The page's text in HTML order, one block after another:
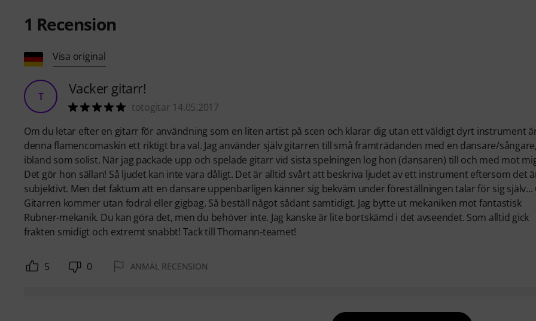
1 Recension
Visa original
T Vacker gitarr!
totogitar 14.05.2017
Om du letar efter en gitarr för användning som en liten artist på scen och klarar dig utan ett väldigt dyrt instrument
denna flamencomaskin ett riktigt bra val. Jag använder själv gitarren till små framträdanden med en dansare/
ibland som solist. När jag packade upp och spelade gitarr vid sista spelningen log hon (dansaren) till och med mot
Det gör hon sällan! Så ljudet kan inte vara dåligt. Det är alltid svårt att beskriva ljudet av ett instrument eftersom det
subjektivt. Men det faktum att en dansare uppenbarligen känner sig bekväm under föreställningen talar för sig själv...
Gitarren kommer utan fodral eller gigbag. Så beställ något sådant samtidigt. Jag bytte ut mekaniken mot fantastisk
Rubner-mekanik. Du kan göra det, men du behöver inte. Jag kanske är lite bortskämd i det avseendet. Som alltid gick
frakten smidigt och extremt snabbt! Tack till Thomann-teamet!
5 0 ANMÄL RECENSION